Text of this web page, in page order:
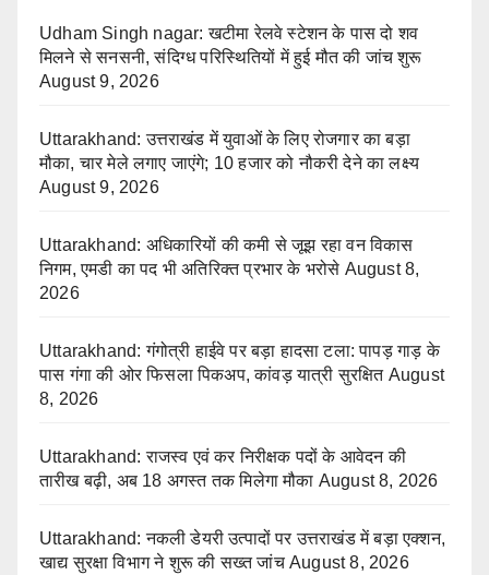
Udham Singh nagar: खटीमा रेलवे स्टेशन के पास दो शव
मिलने से सनसनी, संदिग्ध परिस्थितियों में हुई मौत की जांच शुरू
August 9, 2026
Uttarakhand: उत्तराखंड में युवाओं के लिए रोजगार का बड़ा
मौका, चार मेले लगाए जाएंगे; 10 हजार को नौकरी देने का लक्ष्य
August 9, 2026
Uttarakhand: अधिकारियों की कमी से जूझ रहा वन विकास
निगम, एमडी का पद भी अतिरिक्त प्रभार के भरोसे August 8,
2026
Uttarakhand: गंगोत्री हाईवे पर बड़ा हादसा टला: पापड़ गाड़ के
पास गंगा की ओर फिसला पिकअप, कांवड़ यात्री सुरक्षित August
8, 2026
Uttarakhand: राजस्व एवं कर निरीक्षक पदों के आवेदन की
तारीख बढ़ी, अब 18 अगस्त तक मिलेगा मौका August 8, 2026
Uttarakhand: नकली डेयरी उत्पादों पर उत्तराखंड में बड़ा एक्शन,
खाद्य सुरक्षा विभाग ने शुरू की सख्त जांच August 8, 2026